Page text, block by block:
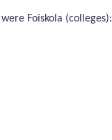
Foiskola (colleges):